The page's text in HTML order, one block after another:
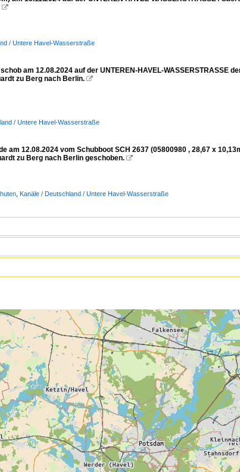

/ Untere Havel-Wasserstraße
am 12.08.2024 auf der UNTEREN-HAVEL-WASSERSTRASSE
zu Berg nach Berlin. 
/ Untere Havel-Wasserstraße
am 12.08.2024 vom Schubboot SCH 2637 (05800980 , 28,67 x
zu Berg nach Berlin geschoben. 
Kanäle / Deutschland / Untere Havel-Wasserstraße